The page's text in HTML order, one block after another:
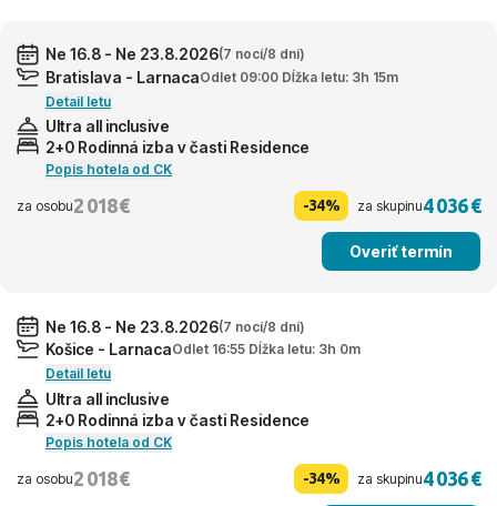
Ne 16.8 - Ne 23.8.2026(7 nocí/8 dní)
Bratislava - LarnacaOdlet 09:00 Dĺžka letu: 3h 15m
Detail letu
Ultra all inclusive
2+0 Rodinná izba v časti Residence
Popis hotela od CK
za osobu2 018 € -34% za skupinu4 036 €
Overiť termín
Ne 16.8 - Ne 23.8.2026(7 nocí/8 dní)
Košice - LarnacaOdlet 16:55 Dĺžka letu: 3h 0m
Detail letu
Ultra all inclusive
2+0 Rodinná izba v časti Residence
Popis hotela od CK
za osobu2 018 € -34% za skupinu4 036 €